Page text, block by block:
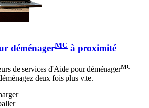
déménagerMC à proximité
de services d'Aide pour déménagerMC
deux fois plus vite.